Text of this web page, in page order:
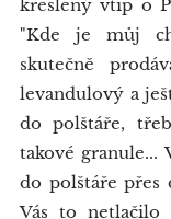
kreslený vtip o
"Kde je můj
skutečně
levandulový a
do polštáře,
takové
do polštáře přes
Vás to netlačilo